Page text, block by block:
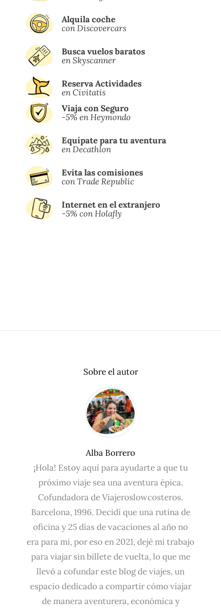
Alquila coche
con Discovercars
Busca vuelos baratos
en Skyscanner
Reserva Actividades
en Civitatis
Viaja con Seguro
-5% en Heymondo
Equípate para tu aventura
en Decathlon
Evita las comisiones
con Trade Republic
Internet en el extranjero
-5% con Holafly
Sobre el autor
Alba Borrero
¡Hola! Estoy aquí para ayudarte a que tu
próximo viaje sea una aventura épica.
Cofundadora de Viajeroslowcosteros.
Barcelona, 1996. Decidí que una rutina de
oficina y 25 días de vacaciones al año no
era para mi, por eso en 2021, dejé mi trabajo
para viajar sin billete de vuelta, lo que me
llevó a cofundar este blog de viajes, un
espacio dedicado a compartir cómo viajar
de manera aventurera, económica y